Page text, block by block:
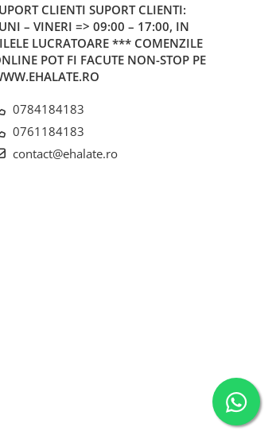
CLIENTI SUPORT CLIENTI:
– VINERI => 09:00 – 17:00, IN
LUCRATOARE *** COMENZILE
POT FI FACUTE NON-STOP PE
0784184183
0761184183
contact@ehalate.ro